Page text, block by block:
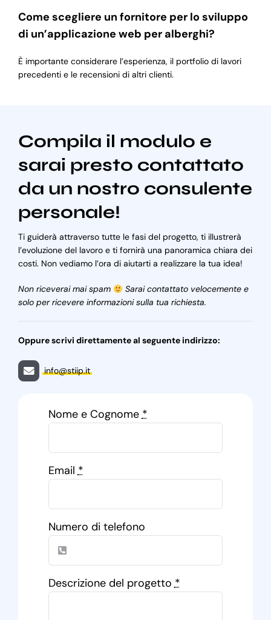
Come scegliere un fornitore per lo sviluppo
di un’applicazione web per alberghi?
È importante considerare l’esperienza, il portfolio di lavori
precedenti e le recensioni di altri clienti.
Compila il modulo e
sarai presto contattato
da un nostro consulente
personale!
Ti guiderà attraverso tutte le fasi del progetto, ti illustrerà
l’evoluzione del lavoro e ti fornirà una panoramica chiara dei
costi. Non vediamo l’ora di aiutarti a realizzare la tua idea!
Non riceverai mai spam
Sarai contattato velocemente e
solo per ricevere informazioni sulla tua richiesta.
Oppure scrivi direttamente al seguente indirizzo:
info@stiip.it
Nome e Cognome*
Email*
Numero di telefono
Descrizione del progetto*